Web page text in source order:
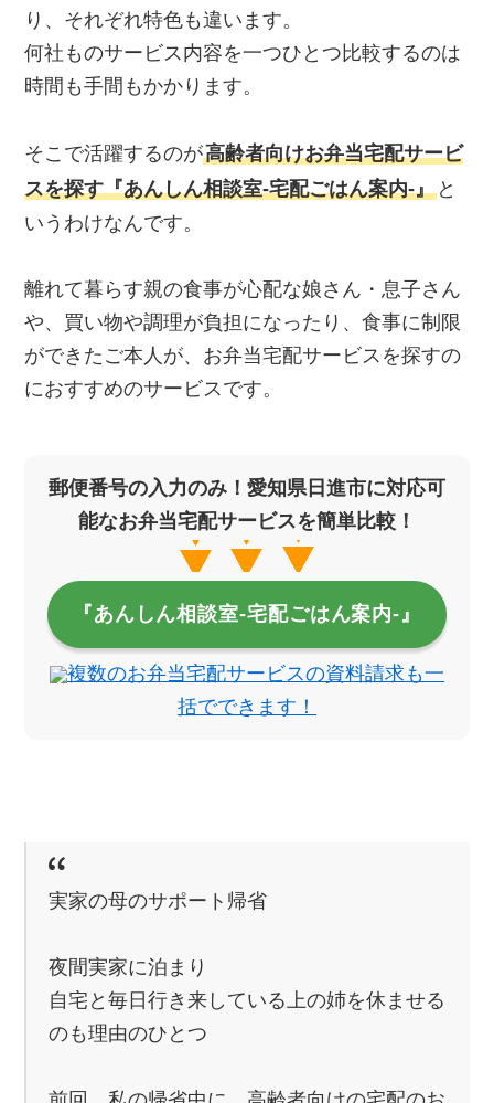
り、それぞれ特色も違います。
何社ものサービス内容を一つひとつ比較するのは
時間も手間もかかります。
そこで活躍するのが高齢者向けお弁当宅配サービ
スを探す『あんしん相談室‐宅配ごはん案内‐』 と
いうわけなんです。
離れて暮らす親の食事が心配な娘さん・息子さん
や、買い物や調理が負担になったり、食事に制限
ができたご本人が、お弁当宅配サービスを探すの
におすすめのサービスです。
郵便番号の入力のみ！愛知県日進市に対応可
能なお弁当宅配サービスを簡単比較！
『あんしん相談室‐宅配ごはん案内‐』
複数のお弁当宅配サービスの資料請求も一
括でできます！
実家の母のサポート帰省
夜間実家に泊まり
自宅と毎日行き来している上の姉を休ませる
のも理由のひとつ